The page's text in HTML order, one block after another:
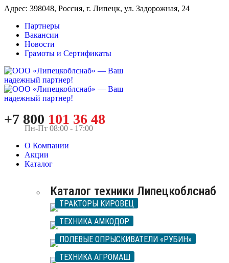
Адрес: 398048, Россия, г. Липецк, ул. Задорожная, 24
Партнеры
Вакансии
Новости
Грамоты и Сертификаты
+7 800 101 36 48
Пн-Пт 08:00 - 17:00
О Компании
Акции
Каталог
Каталог техники Липецкоблснаб
ТРАКТОРЫ КИРОВЕЦ
ТЕХНИКА АМКОДОР
ПОЛЕВЫЕ ОПРЫСКИВАТЕЛИ «РУБИН»
ТЕХНИКА АГРОМАШ